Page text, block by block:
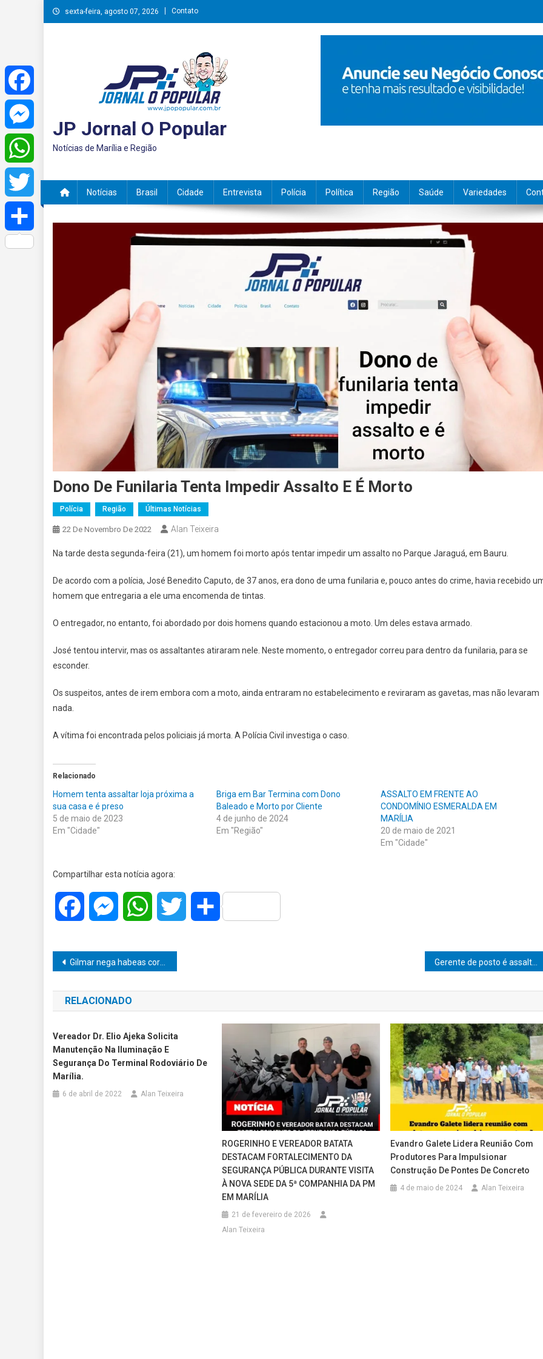
Skip
to
sexta-feira, agosto 07, 2026 Contato
JP Jornal O Popular
Notícias de Marília e Região
Notícias Brasil Cidade Entrevista Polícia Política Região Saúde Variedades
Dono De Funilaria Tenta Impedir Assalto E É Morto
Polícia Região Últimas Notícias
22 De Novembro De 2022 Alan Teixeira
Na tarde desta segunda-feira (21), um homem foi morto após tentar impedir um assalto no Parque Jaraguá, em Bauru.
De acordo com a polícia, José Benedito Caputo, de 37 anos, era dono de uma funilaria e, pouco antes do crime, havia recebido
homem que entregaria a ele uma encomenda de tintas.
O entregador, no entanto, foi abordado por dois homens quando estacionou a moto. Um deles estava armado.
José tentou intervir, mas os assaltantes atiraram nele. Neste momento, o entregador correu para dentro da funilaria, para se
esconder.
Os suspeitos, antes de irem embora com a moto, ainda entraram no estabelecimento e reviraram as gavetas, mas não levaram
nada.
A vítima foi encontrada pelos policiais já morta. A Polícia Civil investiga o caso.
Relacionado
Homem tenta assaltar loja próxima a
sua casa e é preso
5 de maio de 2023
Em "Cidade"
Briga em Bar Termina com Dono
Baleado e Morto por Cliente
4 de junho de 2024
Em "Região"
ASSALTO EM FRENTE AO
CONDOMÍNIO ESMERALDA EM
MARÍLIA
20 de maio de 2021
Em "Cidade"
Compartilhar esta notícia agora:
Facebook MessengerWhatsAppTwitter Share
Navegação
de
Post
Gilmar nega habeas corpus manifestantes golpistas
RELACIONADO
Vereador Dr. Elio Ajeka Solicita
Manutenção Na Iluminação E
Segurança Do Terminal Rodoviário De
Marília.
6 de abril de 2022 Alan Teixeira
ROGERINHO E VEREADOR BATATA
DESTACAM FORTALECIMENTO DA
SEGURANÇA PÚBLICA DURANTE VISITA
À NOVA SEDE DA 5ª COMPANHIA DA PM
EM MARÍLIA
21 de fevereiro de 2026
Alan Teixeira
Evandro Galete Lidera Reunião Com
Produtores Para Impulsionar
Construção De Pontes De Concreto
4 de maio de 2024 Alan Teixeira
Facebook
Messenger
WhatsApp
Twitter
Share